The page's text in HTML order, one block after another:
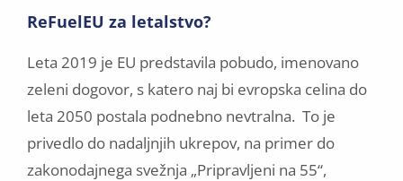
ReFuelEU za letalstvo?
Leta 2019 je EU predstavila pobudo, imenovano
zeleni dogovor, s katero naj bi evropska celina do
leta 2050 postala podnebno nevtralna. To je
privedlo do nadaljnjih ukrepov, na primer do
zakonodajnega svežnja „Pripravljeni na 55“,